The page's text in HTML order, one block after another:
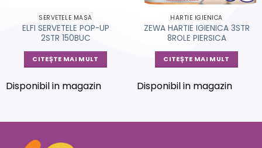
SERVETELE MASA
ELFI SERVETELE POP-UP
2STR 150BUC
CITEȘTE MAI MULT
Disponibil in magazin
HARTIE IGIENICA
ZEWA HARTIE IGIENICA 3STR
8ROLE PIERSICA
CITEȘTE MAI MULT
Disponibil in magazin